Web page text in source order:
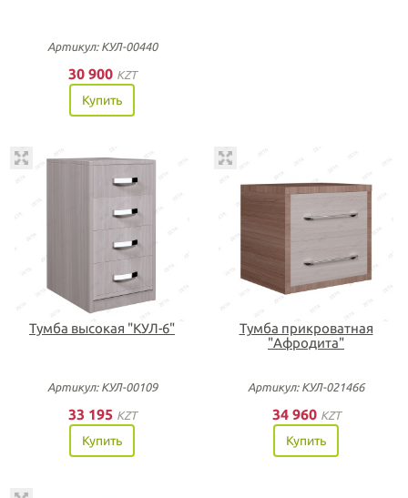
Артикул: КУЛ-00440
30 900 KZT
Купить
Тумба высокая "КУЛ-6"
Артикул: КУЛ-00109
33 195 KZT
Купить
Тумба прикроватная
"Афродита"
Артикул: КУЛ-021466
34 960 KZT
Купить